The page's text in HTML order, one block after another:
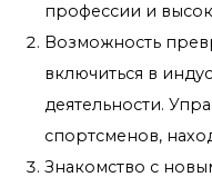
профессии и
Возможность
включиться в
деятельности.
спортсменов,
Знакомство с